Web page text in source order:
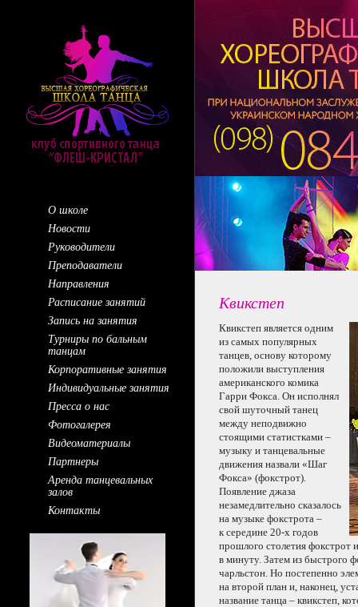
О школе
Новости
Руководители
Преподаватели
Направления
Расписание занятий
Запись на занятия
Турниры по бальным
танцам
Корпоративные занятия
Индивидуальные занятия
Пресса о нас
Фотогалерея
Видеоматериалы
Партнеры
Аренда танцевальных
залов
Контакты
Квикстеп
Квикстеп является одним
из самых популярных
танцев, основу которому
положили выступления
американского комика
Гарри Фокса. Он исполнял
свой шуточный танец
между неподвижно
стоящими статистками –
музыку и танцевальные
движения назвали «Шаг
Фокса» (фокстрот).
Появление джаза
незамедлительно сказалось
на музыке фокстрота –
к середине 20-х годов
прошлого столетия фокстрот
в минуту. Затем из быстрого
чарльстон. Но постепенно
на второй план и, наконец,
название танца – квикстеп,